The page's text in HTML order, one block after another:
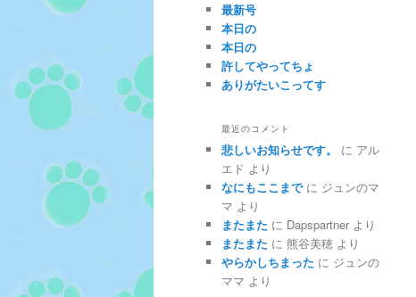
最新号
本日の
本日の
許してやってちょ
ありがたいこってす
最近のコメント
悲しいお知らせです。 に アル
エド より
なにもここまでに ジュンのマ
マ より
またまた に Dapspartner より
またまた に 熊谷美穂 より
やらかしちまった に ジュンの
ママ より